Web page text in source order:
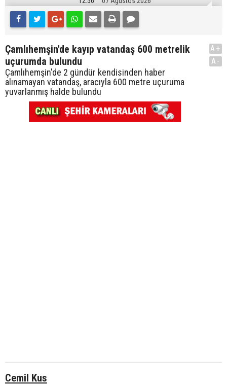
Çamlıhemşin'de kayıp vatandaş 600 metrelik
uçurumda bulundu
Çamlıhemşin'de 2 gündür kendisinden haber
alınamayan vatandaş, aracıyla 600 metre uçuruma
yuvarlanmış halde bulundu
A+
A-
Cemil Kus